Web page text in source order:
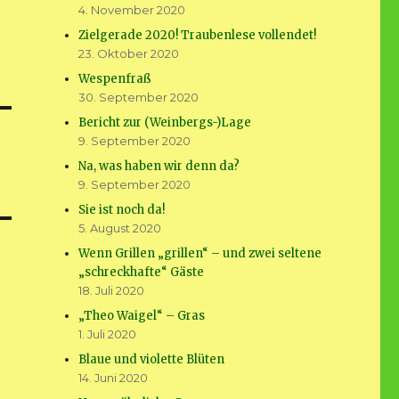
4. November 2020
Zielgerade 2020! Traubenlese vollendet!
23. Oktober 2020
Wespenfraß
30. September 2020
Bericht zur (Weinbergs-)Lage
9. September 2020
Na, was haben wir denn da?
9. September 2020
Sie ist noch da!
5. August 2020
Wenn Grillen „grillen“ – und zwei seltene
„schreckhafte“ Gäste
18. Juli 2020
„Theo Waigel“ – Gras
1. Juli 2020
Blaue und violette Blüten
14. Juni 2020